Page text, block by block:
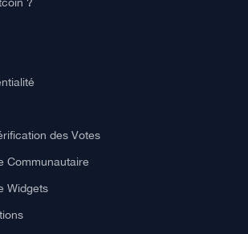
des Votes
Communautaire
Widgets